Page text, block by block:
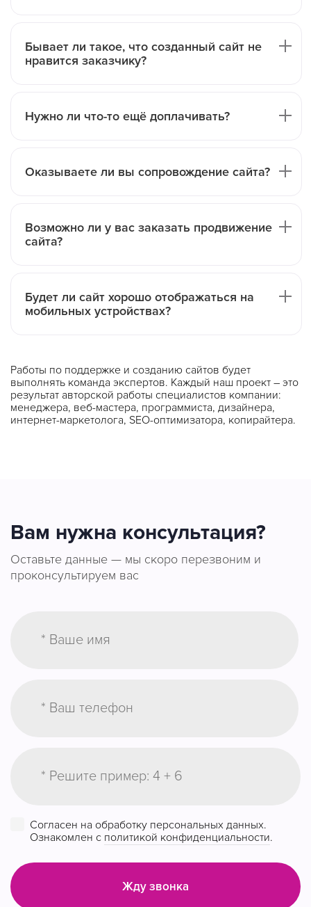
Бывает ли такое, что созданный сайт не
нравится заказчику?
Нужно ли что-то ещё доплачивать?
Оказываете ли вы сопровождение сайта?
Возможно ли у вас заказать продвижение
сайта?
Будет ли сайт хорошо отображаться на
мобильных устройствах?
Работы по поддержке и созданию сайтов будет
выполнять команда экспертов. Каждый наш проект – это
результат авторской работы специалистов компании:
менеджера, веб-мастера, программиста, дизайнера,
интернет-маркетолога, SEO-оптимизатора, копирайтера.
Вам нужна консультация?
Оставьте данные — мы скоро перезвоним и
проконсультируем вас
Согласен на обработку персональных данных.
Ознакомлен с политикой конфиденциальности.
Жду звонка